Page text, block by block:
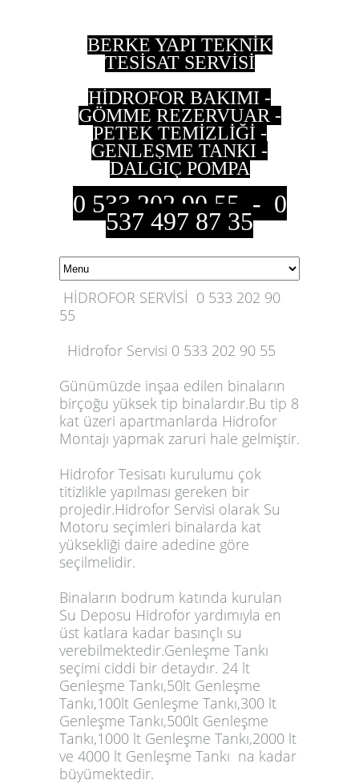
BERKE YAPI TEKNİK
TESİSAT SERVİSİ
HİDROFOR BAKIMI -
GÖMME REZERVUAR -
PETEK TEMİZLİĞİ -
GENLEŞME TANKI -
DALGIÇ POMPA
0 533 202 90 55 - 0
537 497 87 35
HİDROFOR SERVİSİ 0 533 202 90
55
Hidrofor Servisi 0 533 202 90 55
Günümüzde inşaa edilen binaların
birçoğu yüksek tip binalardır.Bu tip 8
kat üzeri apartmanlarda Hidrofor
Montajı yapmak zaruri hale gelmiştir.
Hidrofor Tesisatı kurulumu çok
titizlikle yapılması gereken bir
projedir.Hidrofor Servisi olarak Su
Motoru seçimleri binalarda kat
yüksekliği daire adedine göre
seçilmelidir.
Binaların bodrum katında kurulan
Su Deposu Hidrofor yardımıyla en
üst katlara kadar basınçlı su
verebilmektedir.Genleşme Tankı
seçimi ciddi bir detaydır. 24 lt
Genleşme Tankı,50lt Genleşme
Tankı,100lt Genleşme Tankı,300 lt
Genleşme Tankı,500lt Genleşme
Tankı,1000 lt Genleşme Tankı,2000 lt
ve 4000 lt Genleşme Tankı na kadar
büyümektedir.